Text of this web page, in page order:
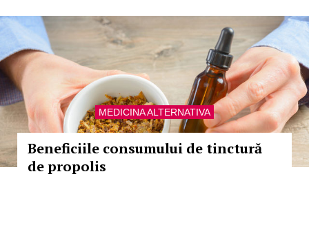
MEDICINA ALTERNATIVA
Beneficiile consumului de tinctură
de propolis